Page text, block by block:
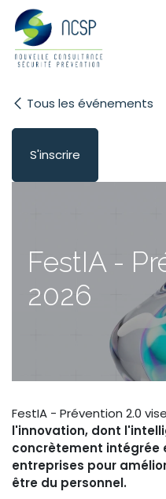
Se rendre au contenu
Tous les événements
S'inscrire
FestIA -
2026
FestIA - Prévention 2.0
l'innovation, dont
concrètement intégrée
entreprises pour
être du personnel.